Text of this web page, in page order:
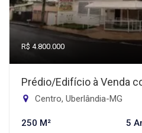
R$ 4.800.000
Prédio/Edifício à Venda
Centro, Uberlândia-MG
250 M² 5